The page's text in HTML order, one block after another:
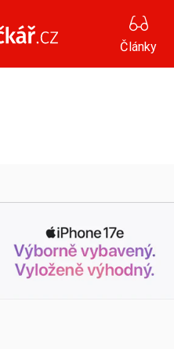
Články